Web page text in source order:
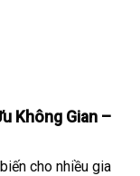
Không Gian –
cho nhiều gia